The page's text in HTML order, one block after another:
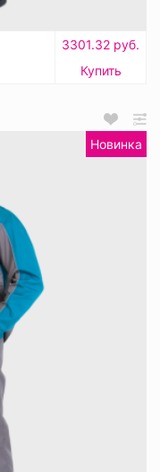
3301.32 руб.
Купить
Новинка